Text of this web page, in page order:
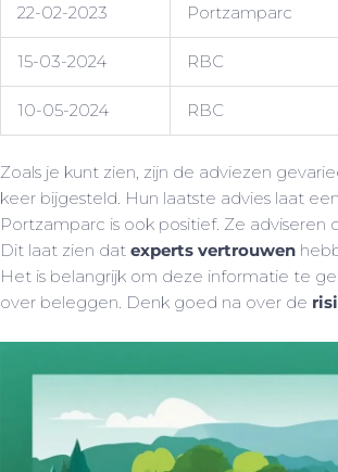
22-02-2023 Portzamparc
15-03-2024 RBC
10-05-2024 RBC
Zoals je kunt zien, zijn de adviezen
keer bijgesteld. Hun laatste advies laat
Portzamparc is ook positief. Ze
Dit laat zien datexperts vertrouwen
Het is belangrijk om deze informatie te
over beleggen. Denk goed na over de